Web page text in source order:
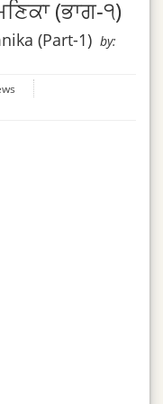
(ਭਾਗ-੧)
(Part-1) by: